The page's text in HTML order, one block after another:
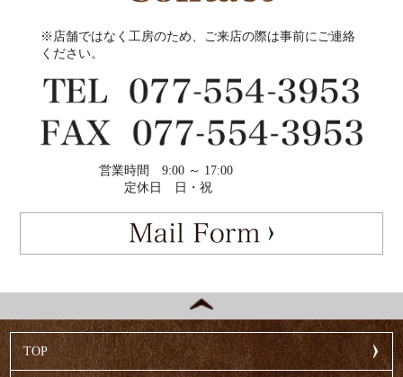
※店舗ではなく工房のため、ご来店の際は事前にご連絡
ください。
営業時間
9:00 ～ 17:00
定休日
日・祝
TOP